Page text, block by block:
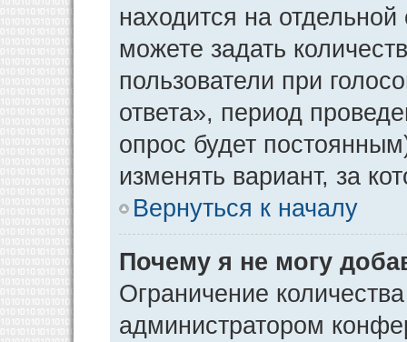
находится на
можете задать
пользователи при
ответа», период
опрос будет
изменять вариант, за
Вернуться к началу
Почему я не могу
Ограничение
администратором